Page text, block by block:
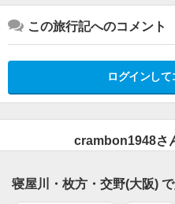
この旅行記へのコメント
ログインして
crambon1948さ
寝屋川・枚方・交野(大阪)